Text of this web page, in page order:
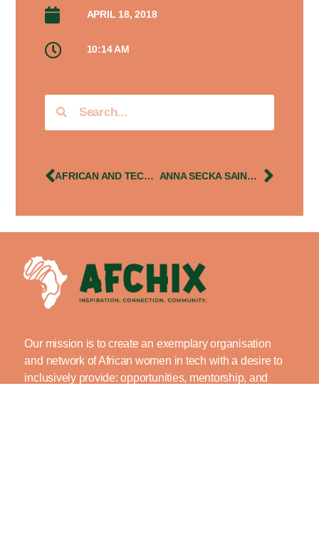
APRIL 18, 2018
10:14 AM
AFRICAN AND TECHNOLOGY IN AFRICA: WHAT DOES IT PLACE FOR WOMEN? ANNA SECKA SAINE SPEAKER OF AIS 2018 IN DAKAR
Our mission is to create an exemplary organisation
and network of African women in tech with a desire to
inclusively provide: opportunities, mentorship, and